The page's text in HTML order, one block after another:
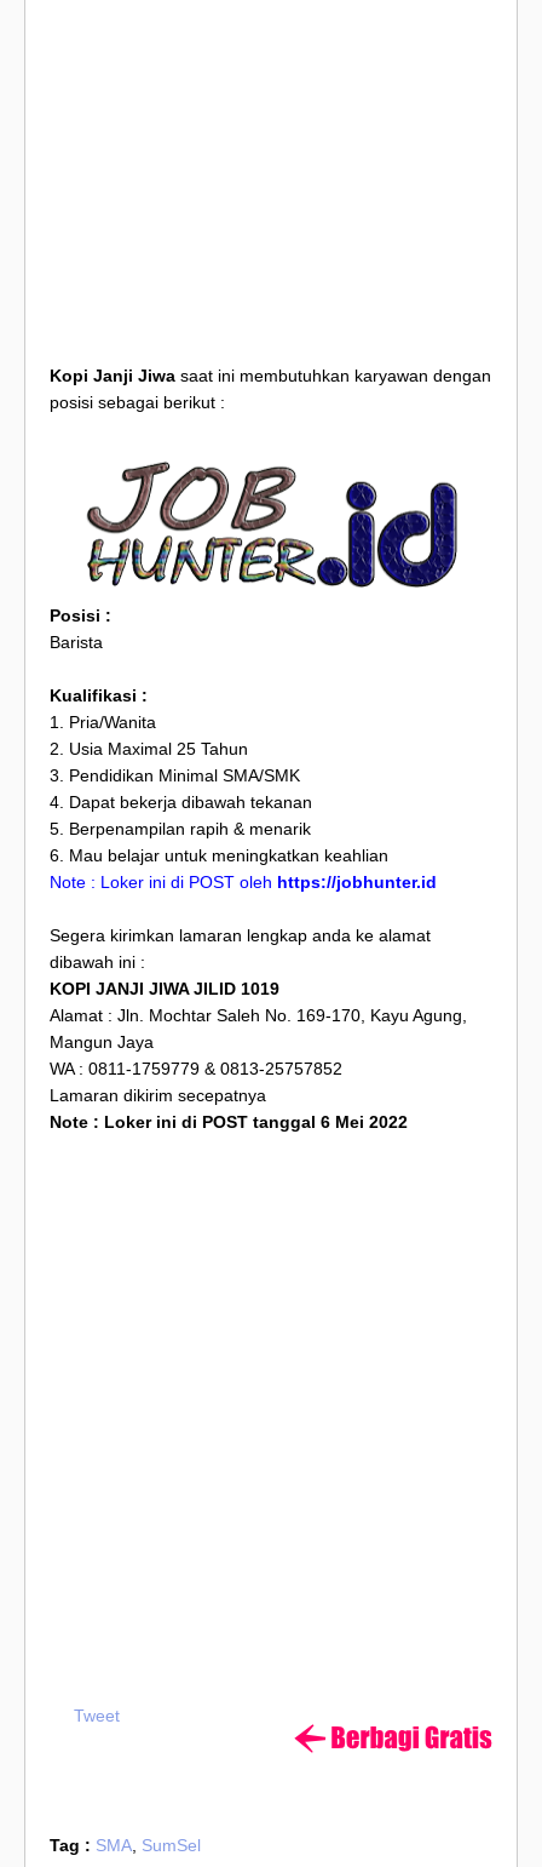
Kopi Janji Jiwa saat ini membutuhkan karyawan dengan
posisi sebagai berikut :
Posisi :
Barista
Kualifikasi :
1. Pria/Wanita
2. Usia Maximal 25 Tahun
3. Pendidikan Minimal SMA/SMK
4. Dapat bekerja dibawah tekanan
5. Berpenampilan rapih & menarik
6. Mau belajar untuk meningkatkan keahlian
Note : Loker ini di POST oleh https://jobhunter.id
Segera kirimkan lamaran lengkap anda ke alamat
dibawah ini :
KOPI JANJI JIWA JILID 1019
Alamat : Jln. Mochtar Saleh No. 169-170, Kayu Agung,
Mangun Jaya
WA : 0811-1759779 & 0813-25757852
Lamaran dikirim secepatnya
Note : Loker ini di POST tanggal 6 Mei 2022
Tweet
Tag : SMA SumSel